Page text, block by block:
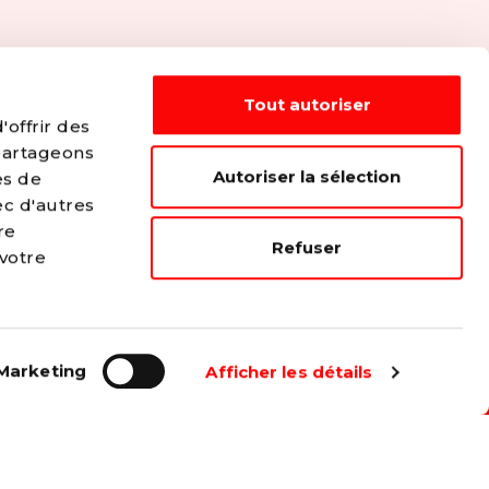
des
de
d'autres
Afficher les détails
Tout autoriser
Autoriser la sélection
Refuser